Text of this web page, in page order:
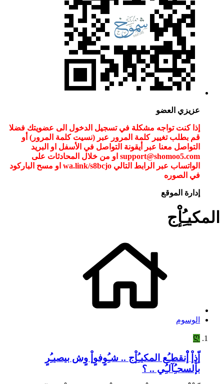
عزيزي العضو
إذا كنت تواجه مشكلة في تسجيل الدخول الى عضويتك فضلا
قم بطلب تغيير كلمة المرور عبر (نسيت كلمة المرور) أو
التواصل معنا عبر أيقونة التواصل في الأسفل او البريد
support@shomoo5.com او من خلال المحادثات على
الواتساب عبر الرابط التالي wa.link/s8bcjo او مسح الباركود
في الصوره
إدارة الموقع
المكيـُِإْج
الوسوم
Ღ
إّذإْ إْْنقطـُِع المكيـُِإْج .. شـُِوٍفوٍإْ وٍش بيصيـُِرٍ
بإْلسحـُِآلـُِي .. ؟